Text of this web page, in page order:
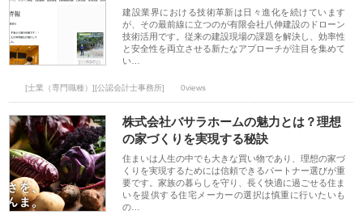
建設業界における技術革新は日々進化を続けています
が、その最前線に立つのが有限会社八伸建設のドローン
技術活用です。従来の建設現場の課題を解決し、効率性
と安全性を両立させる新たなアプローチが注目を集めて
い…
[士業（専門職種）][公認会計士事務所] 0views
株式会社バサラホームの魅力とは？理想
の家づくりを実現する秘訣
住まいは人生の中でも大きな買い物であり、理想の家づ
くりを実現するためには信頼できるパートナー選びが重
要です。家族の暮らしを守り、長く快適に過ごせる住ま
いを提供する住宅メーカーの選択は慎重に行いたいも
の…